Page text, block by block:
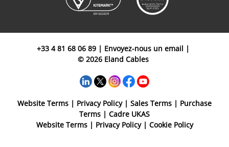
+33 4 81 68 06 89 | Envoyez-nous un email |
© 2026 Eland Cables
Website Terms | Privacy Policy| Sales Terms | Purchase
Terms | Cadre UKAS
Website Terms| Privacy Policy| Cookie Policy